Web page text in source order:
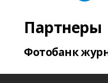
Партнеры
Фотобанк